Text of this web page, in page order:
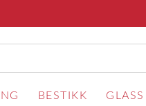
BESTIKK GLASS